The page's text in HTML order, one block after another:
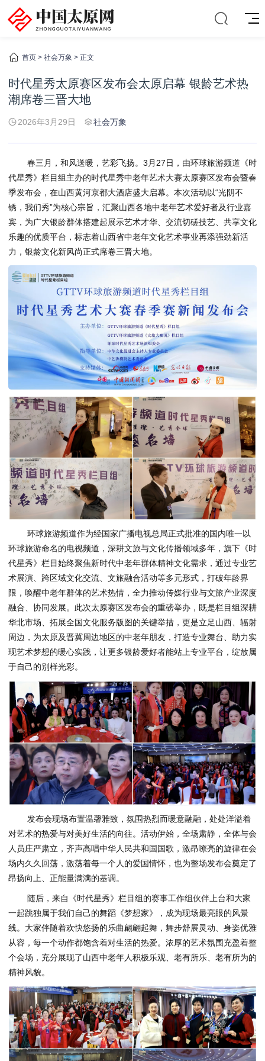
首页 > 社会万象 > 正文
时代星秀太原赛区发布会太原启幕 银龄艺术热
潮席卷三晋大地
2026年3月29日 社会万象
春三月，和风送暖，艺彩飞扬。3月27日，由环球旅游频道《时
代星秀》栏目组主办的时代星秀中老年艺术大赛太原赛区发布会暨春
季发布会，在山西黄河京都大酒店盛大启幕。本次活动以“光阴不
锈，我们秀”为核心宗旨，汇聚山西各地中老年艺术爱好者及行业嘉
宾，为广大银龄群体搭建起展示艺术才华、交流切磋技艺、共享文化
乐趣的优质平台，标志着山西省中老年文化艺术事业再添强劲新活
力，银龄文化新风尚正式席卷三晋大地。
环球旅游频道作为经国家广播电视总局正式批准的国内唯一以
环球旅游命名的电视频道，深耕文旅与文化传播领域多年，旗下《时
代星秀》栏目始终聚焦新时代中老年群体精神文化需求，通过专业艺
术展演、跨区域文化交流、文旅融合活动等多元形式，打破年龄界
限，唤醒中老年群体的艺术热情，全力推动传媒行业与文旅产业深度
融合、协同发展。此次太原赛区发布会的重磅举办，既是栏目组深耕
华北市场、拓展全国文化服务版图的关键举措，更是立足山西、辐射
周边，为太原及晋冀周边地区的中老年朋友，打造专业舞台、助力实
现艺术梦想的暖心实践，让更多银龄爱好者能站上专业平台，绽放属
于自己的别样光彩。
发布会现场布置温馨雅致，氛围热烈而暖意融融，处处洋溢着
对艺术的热爱与对美好生活的向往。活动伊始，全场肃静，全体与会
人员庄严肃立，齐声高唱中华人民共和国国歌，激昂嘹亮的旋律在会
场内久久回荡，激荡着每一个人的爱国情怀，也为整场发布会奠定了
昂扬向上、正能量满满的基调。
随后，来自《时代星秀》栏目组的赛事工作组伙伴上台和大家
一起跳独属于我们自己的舞蹈《梦想家》，成为现场最亮眼的风景
线。大家伴随着欢快悠扬的乐曲翩翩起舞，舞步舒展灵动、身姿优雅
从容，每一个动作都饱含着对生活的热爱。浓厚的艺术氛围充盈着整
个会场，充分展现了山西中老年人积极乐观、老有所乐、老有所为的
精神风貌。